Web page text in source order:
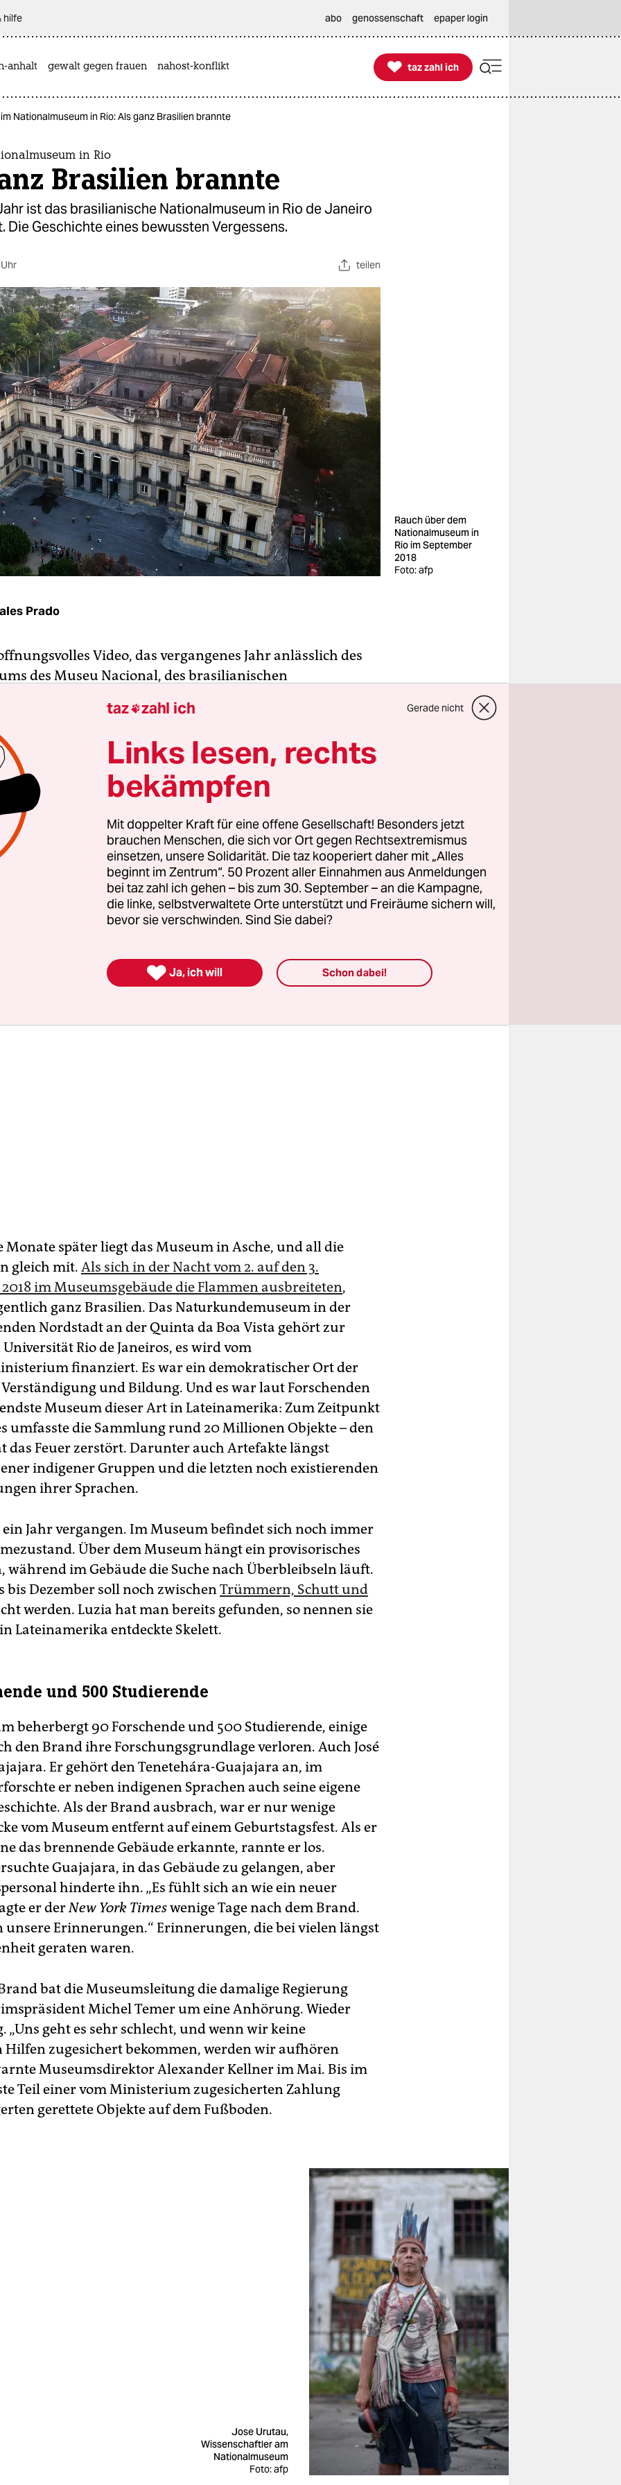
hilfe abo genossenschaft epaper login
anhalt gewalt gegen frauen nahost-konflikt 
taz zahl ich
taz zahl ich
Nationalmuseum in Rio: Als ganz Brasilien brannte
in Rio
Brasilien brannte
ist das brasilianische Nationalmuseum in Rio de Janeiro
Die Geschichte eines bewussten Vergessens.
teilen
Rauch über dem
Nationalmuseum in
Rio im September
2018
Foto: afp
Prado
Video, das vergangenes Jahr anlässlich des
des Museu Nacional, des brasilianischen
es wie ein Nachruf. „Die meisten lieben das Museum“,
Nascimento darin. Er ist sichtlich gerührt. Nascimento
des Museums. Seit 1975 arbeitet er dort, zunächst im
in der Geschäftsführung.
Zeremonie gab es trotz Jubiläum nicht, etwas Kleines
Der Grund: zu wenig Geld, mal wieder. 10 der 30
waren damals geschlossen. Von der Regierung kam
Feier. Überrascht hat das nicht; dass ein brasilianischer
Museum betreten hat, ist über sechzig Jahre her. Hoffen
trotzdem: Noch auf der Jubiläumsfeier kündigte die
Monate später liegt das Museum in Asche, und all die
gleich mit. Als sich in der Nacht vom 2. auf den 3.
im Museumsgebäude die Flammen ausbreiteten,
ganz Brasilien. Das Naturkundemuseum in der
Nordstadt an der Quinta da Boa Vista gehört zur
Rio de Janeiros, es wird vom
finanziert. Es war ein demokratischer Ort der
und Bildung. Und es war laut Forschenden
Museum dieser Art in Lateinamerika: Zum Zeitpunkt
umfasste die Sammlung rund 20 Millionen Objekte – den
das Feuer zerstört. Darunter auch Artefakte längst
indigener Gruppen und die letzten noch existierenden
ihrer Sprachen.
ein Jahr vergangen. Im Museum befindet sich noch immer
Über dem Museum hängt ein provisorisches
während im Gebäude die Suche nach Überbleibseln läuft.
bis Dezember soll noch zwischenTrümmern, Schutt und
werden. Luzia hat man bereits gefunden, so nennen sie
Lateinamerika entdeckte Skelett.
und 500 Studierende
beherbergt 90 Forschende und 500 Studierende, einige
den Brand ihre Forschungsgrundlage verloren. Auch José
Er gehört den Tenetehára-Guajajara an, im
er neben indigenen Sprachen auch seine eigene
Als der Brand ausbrach, war er nur wenige
vom Museum entfernt auf einem Geburtstagsfest. Als er
das brennende Gebäude erkannte, rannte er los.
Guajajara, in das Gebäude zu gelangen, aber
hinderte ihn. „Es fühlt sich an wie ein neuer
er derNew York Timeswenige Tage nach dem Brand.
unsere Erinnerungen.“ Erinnerungen, die bei vielen längst
geraten waren.
bat die Museumsleitung die damalige Regierung
Michel Temer um eine Anhörung. Wieder
„Uns geht es sehr schlecht, und wenn wir keine
Hilfen zugesichert bekommen, werden wir aufhören
Museumsdirektor Alexander Kellner im Mai. Bis im
Teil einer vom Ministerium zugesicherten Zahlung
gerettete Objekte auf dem Fußboden.
Jose Urutau,
Wissenschaftler am
Nationalmuseum
Foto: afp
taz zahl ich Gerade nicht
Links lesen, rechts
bekämpfen
Mit doppelter Kraft für eine offene Gesellschaft! Besonders jetzt
brauchen Menschen, die sich vor Ort gegen Rechtsextremismus
einsetzen, unsere Solidarität. Die taz kooperiert daher mit „Alles
beginnt im Zentrum“. 50 Prozent aller Einnahmen aus Anmeldungen
bei taz zahl ich gehen – bis zum 30. September – an die Kampagne,
die linke, selbstverwaltete Orte unterstützt und Freiräume sichern will,
bevor sie verschwinden. Sind Sie dabei?
 Ja, ich will Schon dabei!